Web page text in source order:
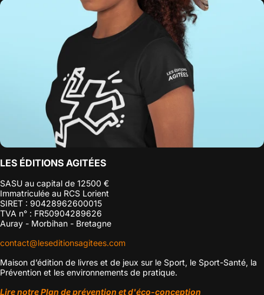
LES ÉDITIONS AGITÉES
SASU au capital de 12500 €
Immatriculée au RCS Lorient
SIRET : 90428962600015
TVA n° : FR50904289626
Auray - Morbihan - Bretagne
contact@leseditionsagitees.com
Maison d’édition de livres et de jeux sur le Sport, le Sport-Santé, la
Prévention et les environnements de pratique.
Lire notre Plan de prévention et d'éco-conception